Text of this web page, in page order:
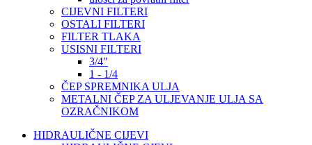
CIJEVNI FILTERI
OSTALI FILTERI
FILTER TLAKA
USISNI FILTERI
3/4"
1 - 1/4
ČEP SPREMNIKA ULJA
METALNI ČEP ZA ULJEVANJE ULJA SA
OZRAČNIKOM
HIDRAULIČNE CIJEVI